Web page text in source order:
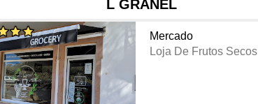
L GRANEL
Mercado
Loja De Frutos Secos